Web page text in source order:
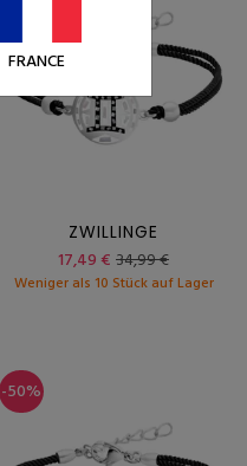
ZWILLINGE
17,49 € 34,99 €
Weniger als 10 Stück auf Lager
-50%
FRANCE